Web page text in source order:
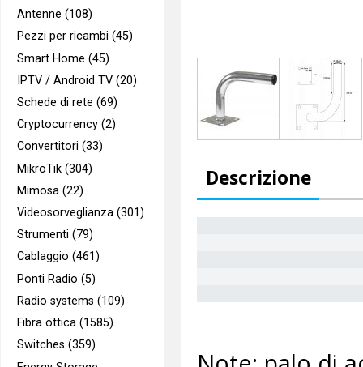
Antenne (108)
Pezzi per ricambi (45)
Smart Home (45)
IPTV / Android TV (20)
Schede di rete (69)
Cryptocurrency (2)
Convertitori (33)
MikroTik (304)
Mimosa (22)
Videosorveglianza (301)
Strumenti (79)
Cablaggio (461)
Ponti Radio (5)
Radio systems (109)
Fibra ottica (1585)
Switches (359)
Descrizione